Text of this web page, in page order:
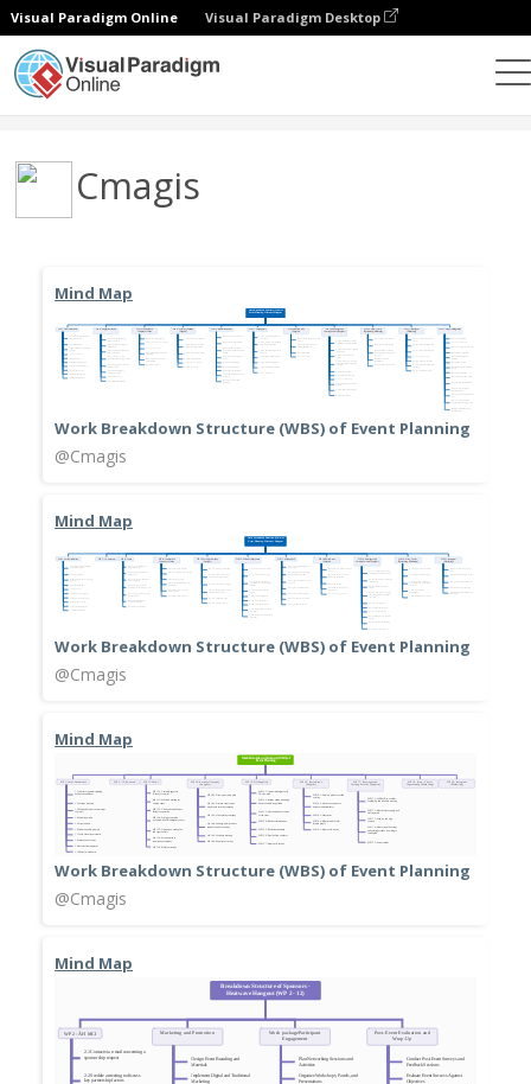
Visual Paradigm Online Visual Paradigm Desktop
Cmagis
Mind Map
Work Breakdown Structure (WBS) of Event Planning
@Cmagis
Mind Map
Work Breakdown Structure (WBS) of Event Planning
@Cmagis
Mind Map
Work Breakdown Structure (WBS) of Event Planning
@Cmagis
Mind Map